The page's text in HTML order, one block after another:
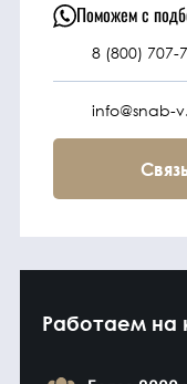
Поможем с
8 (800) 707-
info@snab-
Работаем на